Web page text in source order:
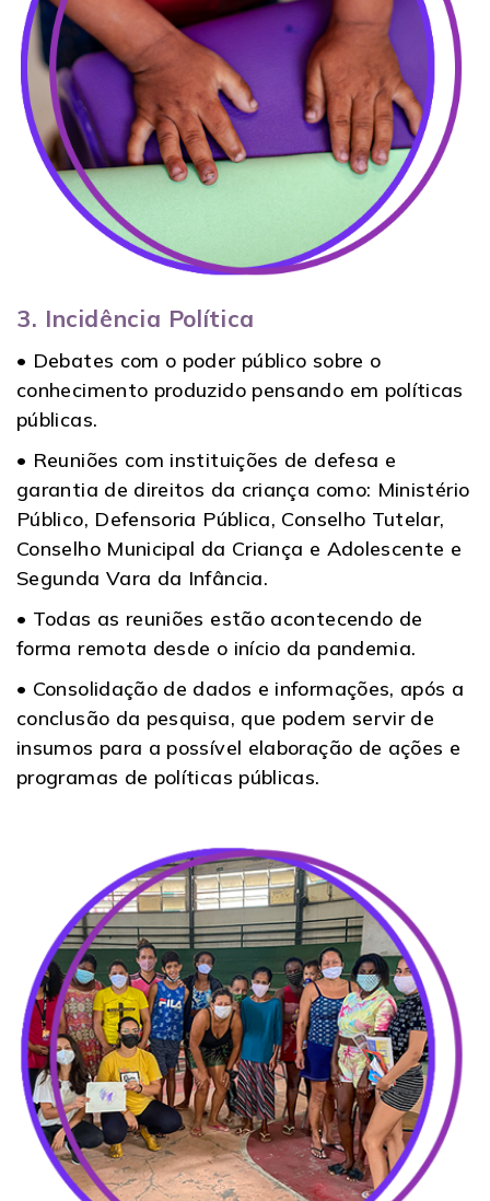
3. Incidência Política
• Debates com o poder público sobre o
conhecimento produzido pensando em políticas
públicas.
• Reuniões com instituições de defesa e
garantia de direitos da criança como: Ministério
Público, Defensoria Pública, Conselho Tutelar,
Conselho Municipal da Criança e Adolescente e
Segunda Vara da Infância.
• Todas as reuniões estão acontecendo de
forma remota desde o início da pandemia.
• Consolidação de dados e informações, após a
conclusão da pesquisa, que podem servir de
insumos para a possível elaboração de ações e
programas de políticas públicas.